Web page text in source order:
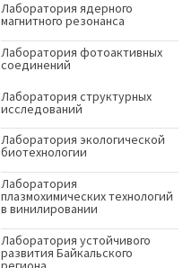
Лаборатория ядерного
магнитного резонанса
Лаборатория фотоактивных
соединений
Лаборатория структурных
исследований
Лаборатория экологической
биотехнологии
Лаборатория
плазмохимических технологий
в винилировании
Лаборатория устойчивого
развития Байкальского